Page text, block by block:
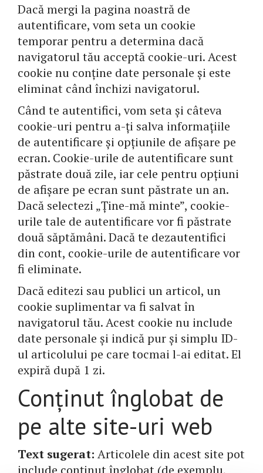
Dacă mergi la pagina noastră de
autentificare, vom seta un cookie
temporar pentru a determina dacă
navigatorul tău acceptă cookie-uri. Acest
cookie nu conține date personale și este
eliminat când închizi navigatorul.
Când te autentifici, vom seta și câteva
cookie-uri pentru a-ți salva informațiile
de autentificare și opțiunile de afișare pe
ecran. Cookie-urile de autentificare sunt
păstrate două zile, iar cele pentru opțiuni
de afișare pe ecran sunt păstrate un an.
Dacă selectezi „Ține-mă minte”, cookie-
urile tale de autentificare vor fi păstrate
două săptămâni. Dacă te dezautentifici
din cont, cookie-urile de autentificare vor
fi eliminate.
Dacă editezi sau publici un articol, un
cookie suplimentar va fi salvat în
navigatorul tău. Acest cookie nu include
date personale și indică pur și simplu ID-
ul articolului pe care tocmai l-ai editat. El
expiră după 1 zi.
Conținut înglobat de
pe alte site-uri web
Text sugerat: Articolele din acest site pot
include conținut înglobat (de exemplu,